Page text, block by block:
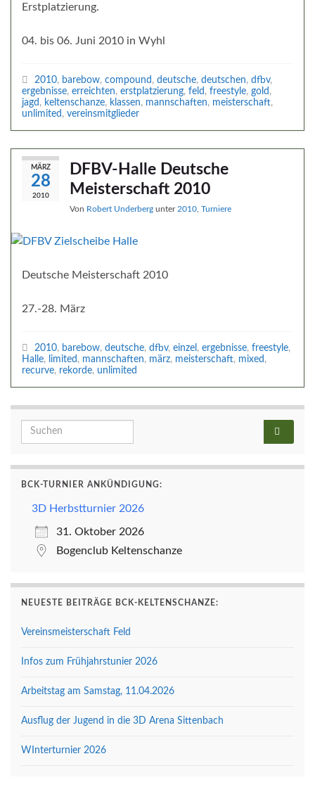
Erstplatzierung.
04. bis 06. Juni 2010 in Wyhl
2010, barebow, compound , deutsche, deutschen, dfbv,
ergebnisse, erreichten, erstplatzierung, feld , freestyle, gold ,
jagd , keltenschanze, klassen, mannschaften, meisterschaft,
unlimited , vereinsmitglieder
MÄRZ
28
2010
DFBV-Halle Deutsche
Meisterschaft 2010
Von Robert Underberg unter 2010 Turniere
Deutsche Meisterschaft 2010
27.-28. März
2010, barebow, deutsche, dfbv, einzel , ergebnisse, freestyle,
Halle, limited , mannschaften, märz, meisterschaft, mixed ,
recurve, rekorde, unlimited
Search for:
BCK-TURNIER ANKÜNDIGUNG:
3D Herbstturnier 2026
31. Oktober 2026
Bogenclub Keltenschanze
NEUESTE BEITRÄGE BCK-KELTENSCHANZE:
Vereinsmeisterschaft Feld
Infos zum Frühjahrstunier 2026
Arbeitstag am Samstag, 11.04.2026
Ausflug der Jugend in die 3D Arena Sittenbach
WInterturnier 2026